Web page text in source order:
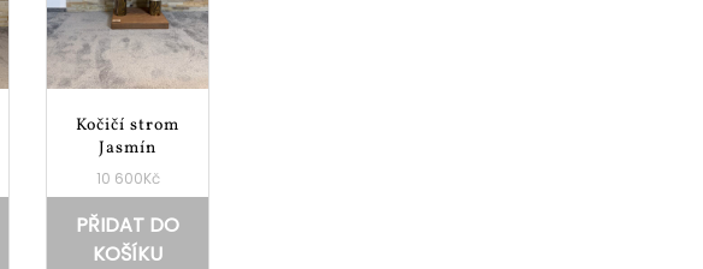
Kočičí strom
Jasmín
10 600Kč
PŘIDAT DO
KOŠÍKU